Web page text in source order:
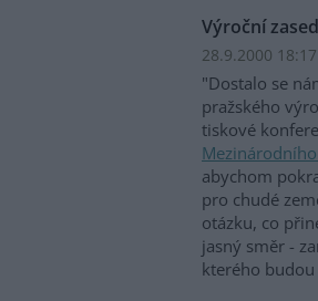
Výroční
28.9.2000
"Dostalo se
pražského
tiskové
abychom
pro chudé
otázku, co
jasný směr -
kterého